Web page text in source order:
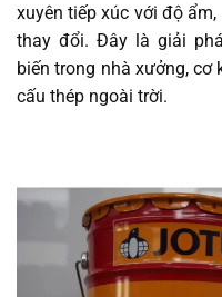
xuyên tiếp xúc với độ
thay đổi. Đây là giải
biến trong nhà xưởng, cơ
cấu thép ngoài trời.